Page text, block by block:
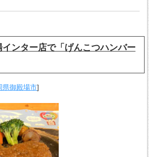
ンター店で「げんこつハンバー
県御殿場市]